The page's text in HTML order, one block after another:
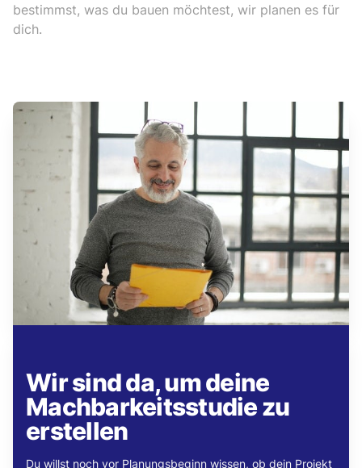
bestimmst, was du bauen möchtest, wir planen es für
dich.
Wir sind da, um deine
Machbarkeitsstudie zu
erstellen
Du willst noch vor Planungsbeginn wissen, ob dein Projekt